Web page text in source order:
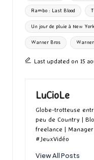
Rambo : Last Blood
Un jour de pluie à New York
Warner Bros
Last updated on 15
LuCioLe
Globe-trotteuse
peu de Country |
freelance |
#JeuxVidéo
View All Posts